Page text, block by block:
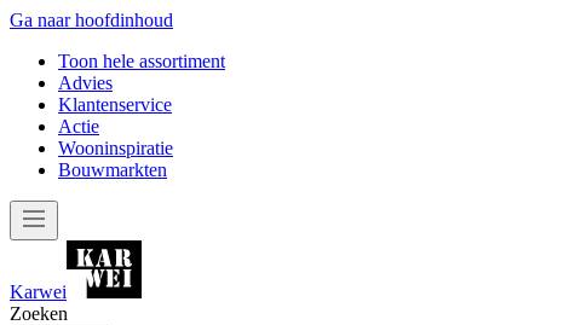
Ga naar hoofdinhoud
Toon hele assortiment
Advies
Klantenservice
Actie
Wooninspiratie
Bouwmarkten
Karwei
Zoeken